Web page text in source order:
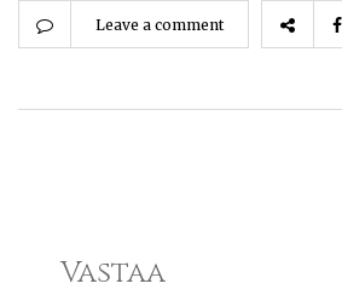
Leave a comment
Vastaa